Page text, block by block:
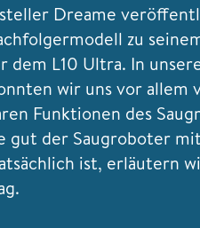
Dreame
zu
dem L10 Ultra. In
wir uns vor allem
Funktionen des
gut der Saugroboter
ist, erläutern